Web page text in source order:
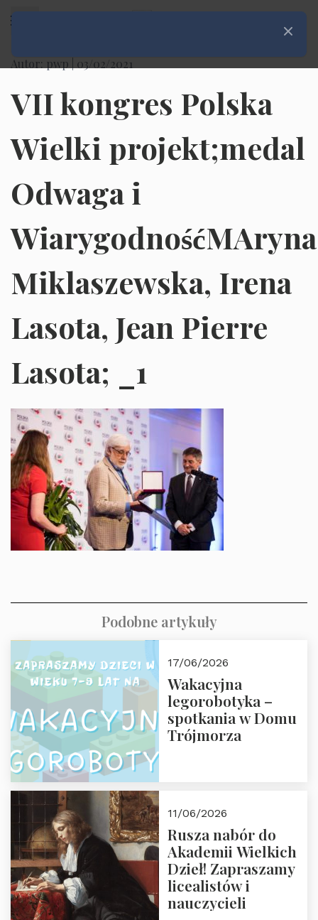
Autor: pwp | 03/02/2021
VII kongres Polska
Wielki projekt;medal
Odwaga i
WiarygodnośćMAryna
Miklaszewska, Irena
Lasota, Jean Pierre
Lasota; _1
Podobne artykuły
17/06/2026
Wakacyjna
legorobotyka –
spotkania w Domu
Trójmorza
11/06/2026
Rusza nabór do
Akademii Wielkich
Dzieł! Zapraszamy
licealistów i
nauczycieli
Zamknij